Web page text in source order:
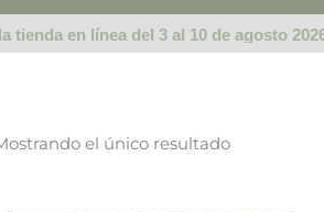
tienda en línea del 3 al 10 de agosto 2026
el único resultado